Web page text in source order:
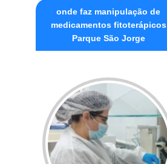
onde faz manipulação de
medicamentos fitoterápicos
Parque São Jorge